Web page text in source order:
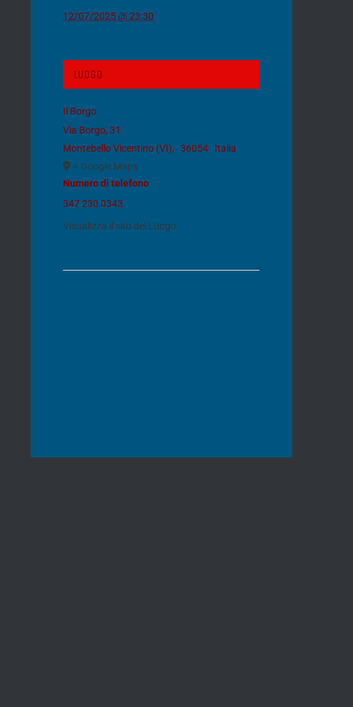
12/07/2025 @ 23:30
Luogo
Il Borgo
Via Borgo, 31
Montebello Vicentino (VI), 36054
Italia
+ Google Maps
Numero di telefono
347 230 0343
Visualizza il sito del Luogo